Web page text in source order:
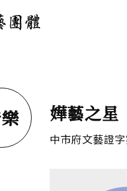
演藝團體
嬅藝之星
中市府文藝證